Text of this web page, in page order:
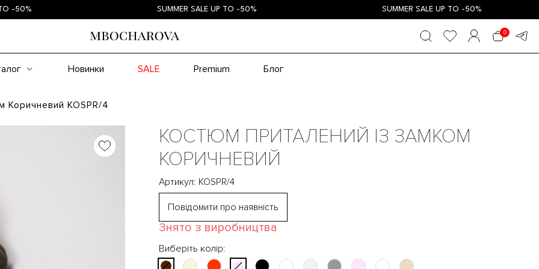
SUMMER SALE UP TO -50% SUMMER SALE UP TO -50%
0
Новинки SALE Premium Блог
Коричневий KOSPR/4
КОСТЮМ ПРИТАЛЕНИЙ ІЗ ЗАМКОМ
КОРИЧНЕВИЙ
Артикул: KOSPR/4
Повідомити про наявність
Знято з виробництва
Виберіть колір: